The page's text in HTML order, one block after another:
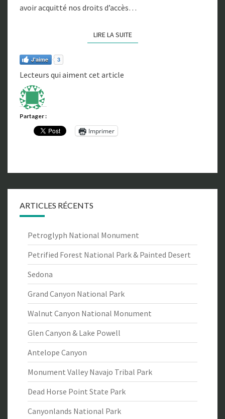
É
A
N
I
avoir acquitté nos droits d’accès…
LIRE LA SUITELIRE LA SUITE
J'aime 3
Lecteurs qui aiment cet article
Partager :
Imprimer
ARTICLES RÉCENTS
Petroglyph National Monument
Petrified Forest National Park & Painted Desert
Sedona
Grand Canyon National Park
Walnut Canyon National Monument
Glen Canyon & Lake Powell
Antelope Canyon
Monument Valley Navajo Tribal Park
Dead Horse Point State Park
Canyonlands National Park